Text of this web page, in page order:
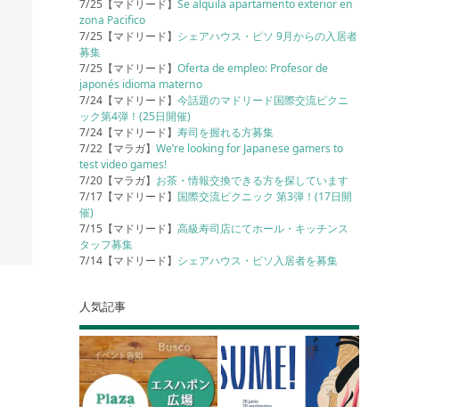
7/25【マドリード】Se alquila apartamento exterior en
zona Pacifico
7/25【マドリード】 シェアハウス・ピソ 9月からの入居者
募集
7/25【マドリード】Oferta de empleo: Profesor de
japonés idioma materno
7/24【マドリード】今話題のマドリード国際交流ピクニ
ック第4弾！(25日開催)
7/24【マドリード】寿司を握れる方募集
7/22【マラガ】We’re looking for Japanese gamers to
test video games!
7/20【マラガ】 お茶・情報交換できる方を探しています
7/17【マドリード】 国際交流ピクニック 第3弾！(17日開
催)
7/15【マドリード】高級寿司店にてホール・キッチンス
タッフ募集
7/14【マドリード】 シェアハウス・ピソ入居者を募集
人気記事